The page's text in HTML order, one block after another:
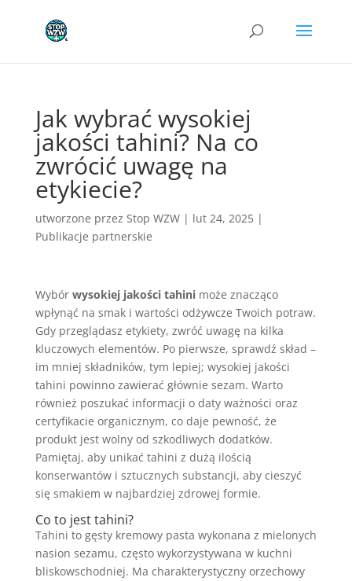
Jak wybrać wysokiej
jakości tahini? Na co
zwrócić uwagę na
etykiecie?
utworzone przez Stop WZW| lut 24, 2025|
Publikacje partnerskie
Wybór wysokiej jakości tahinimoże znacząco
wpłynąć na smak i wartości odżywcze Twoich potraw.
Gdy przeglądasz etykiety, zwróć uwagę na kilka
kluczowych elementów. Po pierwsze, sprawdź skład –
im mniej składników, tym lepiej; wysokiej jakości
tahini powinno zawierać głównie sezam. Warto
również poszukać informacji o daty ważności oraz
certyfikacie organicznym, co daje pewność, że
produkt jest wolny od szkodliwych dodatków.
Pamiętaj, aby unikać tahini z dużą ilością
konserwantów i sztucznych substancji, aby cieszyć
się smakiem w najbardziej zdrowej formie.
Co to jest tahini?
Tahini to gęsty kremowy pasta wykonana z mielonych
nasion sezamu, często wykorzystywana w kuchni
bliskowschodniej. Ma charakterystyczny orzechowy